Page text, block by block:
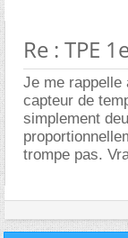
Re : TPE
Je me rappelle
capteur de
simplement
trompe pas.